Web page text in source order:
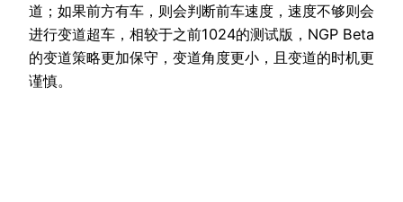
道；如果前方有车，则会判断前车速度，速度不够则会
进行变道超车，相较于之前1024的测试版，NGP Beta
的变道策略更加保守，变道角度更小，且变道的时机更
谨慎。